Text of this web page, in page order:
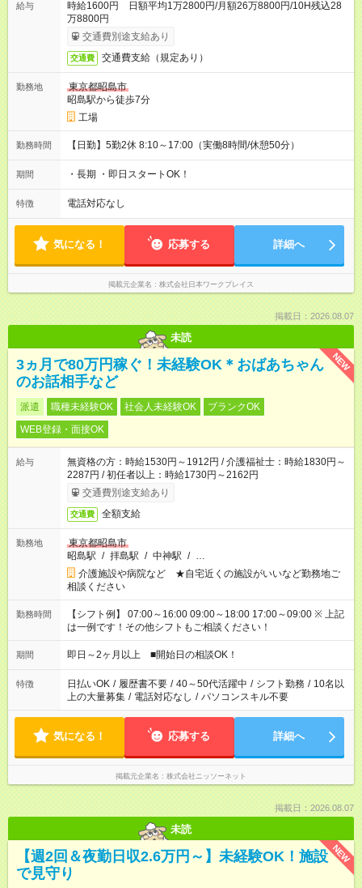
給与
時給1600円 日額平均1万2800円/月額26万8800円/10H残込28
万8800円
交通費別途支給あり
交通費 交通費支給（規定あり）
勤務地
東京都昭島市
昭島駅から徒歩7分
工場
勤務時間 【日勤】5勤2休 8:10～17:00（実働8時間/休憩50分）
期間 ・長期 ・即日スタートOK！
特徴 電話対応なし
気になる！ 応募する 詳細へ
掲載元企業名 株式会社日本ワークプレイス
掲載日：2026.08.07
未読
NEW
3ヵ月で80万円稼ぐ！未経験OK＊おばあちゃん
のお話相手など
派遣 職種未経験OK 社会人未経験OK
ブランクOK
WEB登録・面接OK
給与
無資格の方：時給1530円～1912円 / 介護福祉士：時給1830円～
2287円 / 初任者以上：時給1730円～2162円
交通費別途支給あり
交通費 全額支給
勤務地
東京都昭島市
昭島駅 / 拝島駅 / 中神駅 / …
介護施設や病院など ★自宅近くの施設がいいなど勤務地ご
相談ください
勤務時間
【シフト例】 07:00～16:00 09:00～18:00 17:00～09:00 ※ 上記
は一例です！その他シフトもご相談ください！
期間 即日～2ヶ月以上 ■開始日の相談OK！
特徴 日払いOK / 履歴書不要 / 40～50代活躍中 / シフト勤務 / 10名以
上の大量募集 / 電話対応なし / パソコンスキル不要
気になる！ 応募する 詳細へ
掲載元企業名 株式会社ニッソーネット
掲載日：2026.08.07
未読
NEW
【週2回＆夜勤日収2.6万円～】未経験OK！施設
で見守り